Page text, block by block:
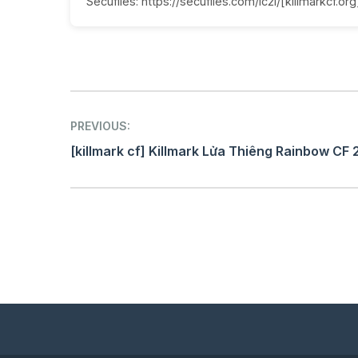
Post
navigation
PREVIOUS:
[killmark cf] Killmark Lửa Thiêng Rainbow CF